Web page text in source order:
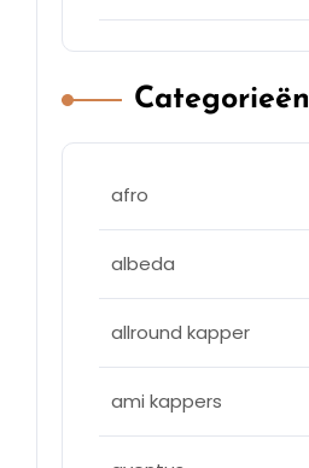
Categorieën
afro
albeda
allround kapper
ami kappers